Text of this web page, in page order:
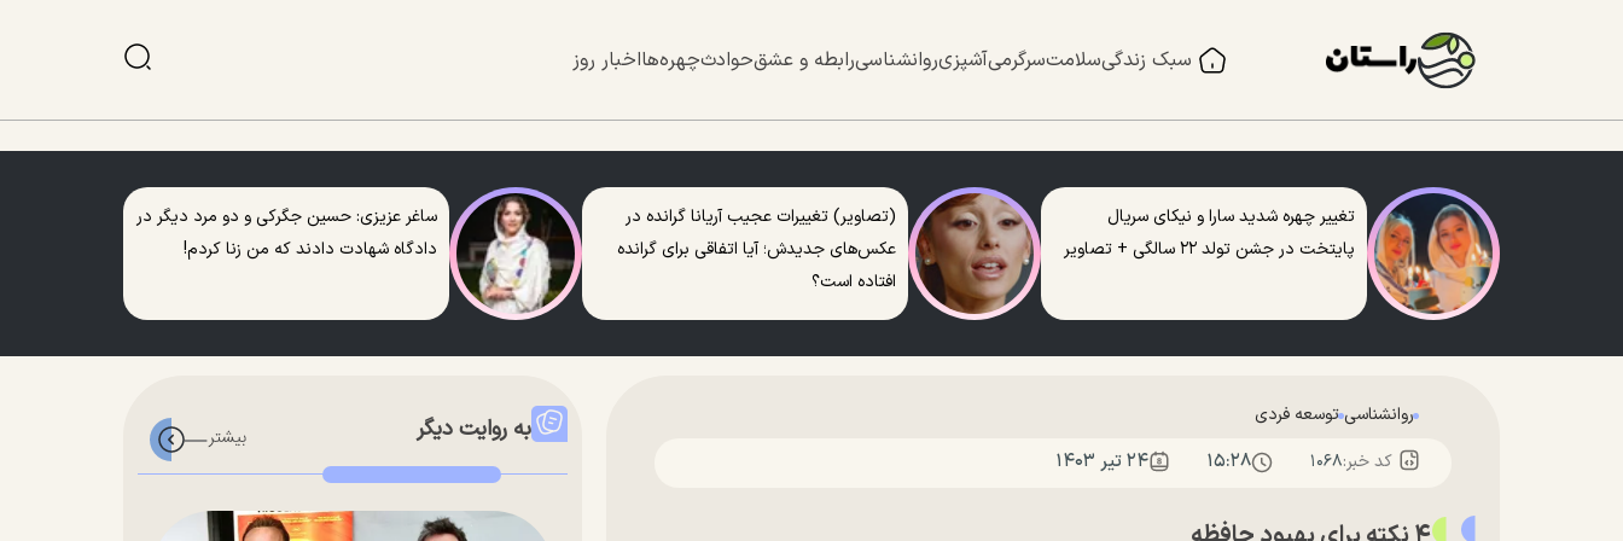
سبک زندگیسلامتسرگرمیآشپزیروانشناسیرابطه و عشقحوادثچهره‌هااخبار روز
تغییر چهره شدید سارا و نیکای سریال
پایتخت در جشن تولد ۲۲ سالگی + تصاویر
(تصاویر) تغییرات عجیب آریانا گرانده در
عکس‌های جدیدش؛ آیا اتفاقی برای گرانده
افتاده است؟
ساغر عزیزی: حسین جگرکی و دو مرد دیگر در
دادگاه شهادت دادند که من زنا کردم!
روانشناسی توسعه فردی
کد خبر:۱۰۶۸ ۱۵:۲۸ ۲۴ تير ۱۴۰۳
به روایت دیگر